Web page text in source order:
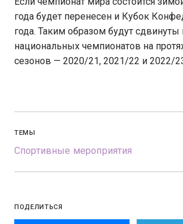
года будет перенесен и Кубок
года. Таким образом будут сдвинуты
национальных чемпионатов на
сезонов — 2020/21, 2021/22 и 2022/
ТЕМЫ
Спортивные мероприятия
ПОДЕЛИТЬСЯ